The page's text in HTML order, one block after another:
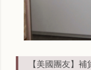
【美國團友】